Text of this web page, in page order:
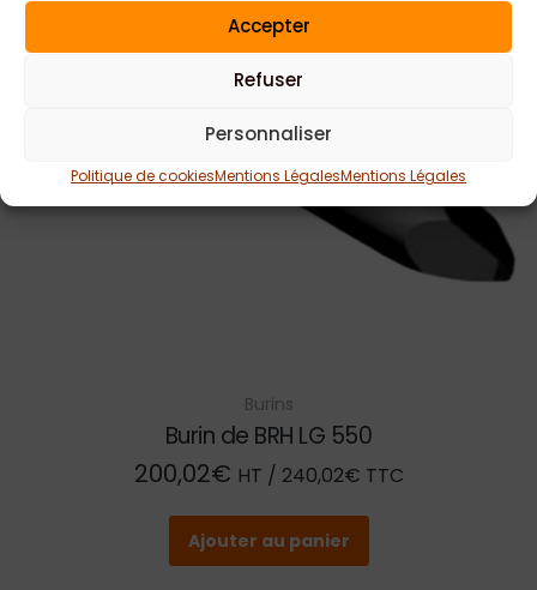
Accepter
Refuser
Personnaliser
Politique de cookiesMentions LégalesMentions Légales
Burins
Burin de BRH LG 550
200,02€ HT / 240,02€ TTC
Ajouter au panier